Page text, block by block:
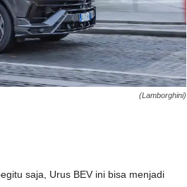
(Lamborghini)
saja, Urus BEV ini bisa menjadi